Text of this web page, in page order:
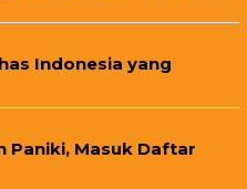
Indonesia yang
Paniki, Masuk Daftar